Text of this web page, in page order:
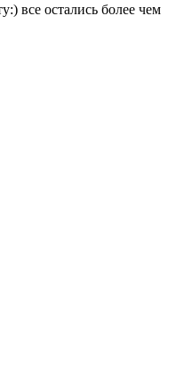
все остались более чем